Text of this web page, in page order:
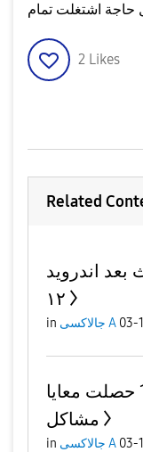
حاجة اشتغلت تمام
2 Likes
Related
اندرويد
١٢
in جالاكسى A 03-
بعد تحديث أندرويد 12 حصلت معايا
مشاكل
in جالاكسى A 03-